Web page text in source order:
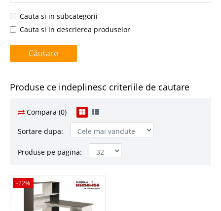
Cauta si in subcategorii
Cauta si in descrierea produselor
Produse ce indeplinesc criteriile de cautare
Compara (0)
Sortare dupa:
Produse pe pagina:
-22%
-22%